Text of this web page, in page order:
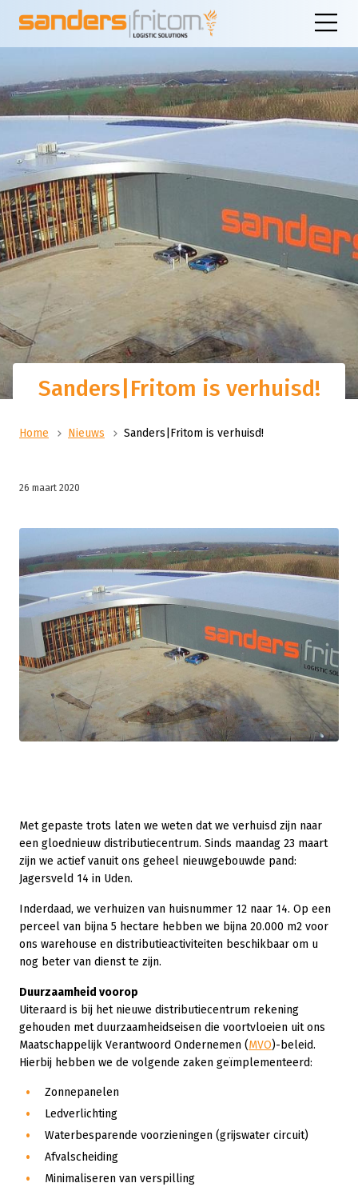
Sanders|Fritom is verhuisd!
Home Nieuws Sanders|Fritom is verhuisd!
26 maart 2020
Met gepaste trots laten we weten dat we verhuisd zijn naar
een gloednieuw distributiecentrum. Sinds maandag 23 maart
zijn we actief vanuit ons geheel nieuwgebouwde pand:
Jagersveld 14 in Uden.
Inderdaad, we verhuizen van huisnummer 12 naar 14. Op een
perceel van bijna 5 hectare hebben we bijna 20.000 m2 voor
ons warehouse en distributieactiviteiten beschikbaar om u
nog beter van dienst te zijn.
Duurzaamheid voorop
Uiteraard is bij het nieuwe distributiecentrum rekening
gehouden met duurzaamheidseisen die voortvloeien uit ons
Maatschappelijk Verantwoord Ondernemen (MVO)-beleid.
Hierbij hebben we de volgende zaken geïmplementeerd:
Zonnepanelen
Ledverlichting
Waterbesparende voorzieningen (grijswater circuit)
Afvalscheiding
Minimaliseren van verspilling